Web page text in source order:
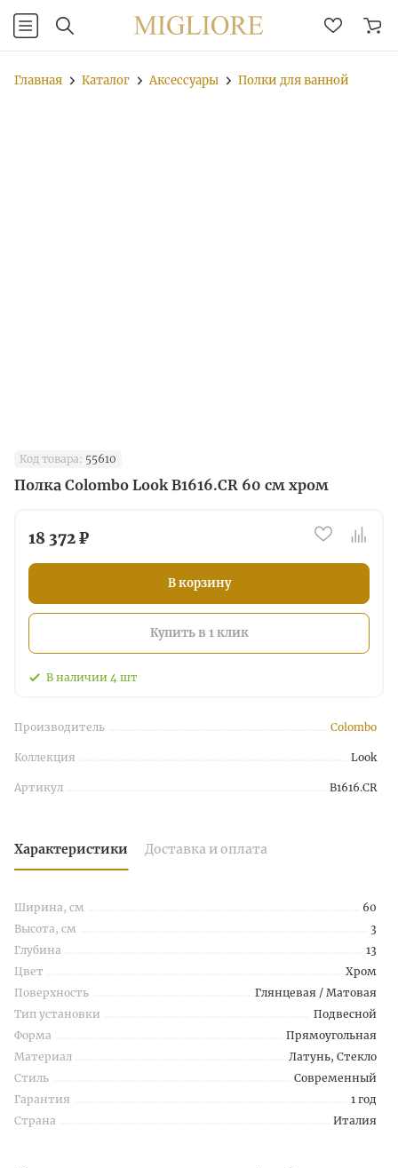
Главная Каталог Аксессуары Полки для ванной
Код товара: 55610
Полка Colombo Look B1616.CR 60 см хром
18 372 ₽
В корзину
Купить в 1 клик
В наличии 4 шт
Производитель Colombo
Коллекция Look
Артикул B1616.CR
Характеристики Доставка и оплата
Ширина, см
60
Высота, см
3
Глубина
13
Цвет
Хром
Поверхность
Глянцевая / Матовая
Тип установки
Подвесной
Форма
Прямоугольная
Материал
Латунь, Стекло
Стиль
Современный
Гарантия
1 год
Страна
Италия